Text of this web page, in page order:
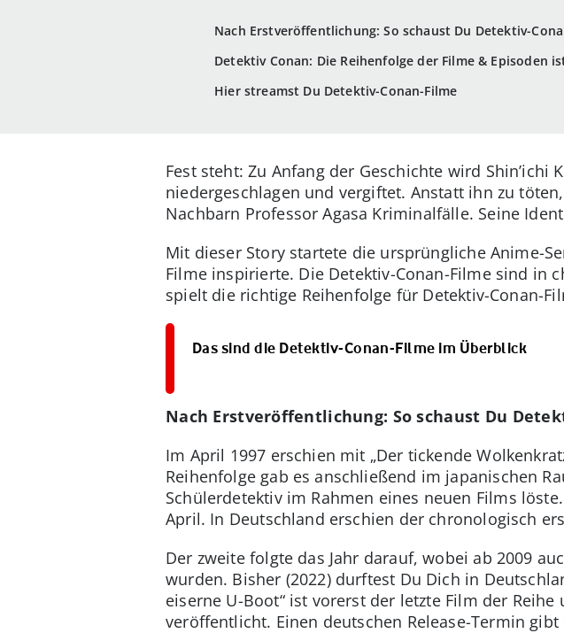
Nach Erstveröffentlichung: So schaust Du Detektiv-
Detektiv Conan: Die Reihenfolge der Filme & Episoden
Hier streamst Du Detektiv-Conan-Filme
Fest steht: Zu Anfang der Geschichte wird
niedergeschlagen und vergiftet. Anstatt ihn zu
Nachbarn Professor Agasa Kriminalfälle. Seine
Mit dieser Story startete die ursprüngliche Anime-
Filme inspirierte. Die Detektiv-Conan-Filme sind in
spielt die richtige Reihenfolge für Detektiv-Conan-
Das sind die Detektiv-Conan-Filme im Überblick
Nach Erstveröffentlichung: So schaust Du
Im April 1997 erschien mit „Der tickende
Reihenfolge gab es anschließend im japanischen
Schülerdetektiv im Rahmen eines neuen Films
April. In Deutschland erschien der chronologisch
Der zweite folgte das Jahr darauf, wobei ab 2009
wurden. Bisher (2022) durftest Du Dich in
eiserne U-Boot“ ist vorerst der letzte Film der
veröffentlicht. Einen deutschen Release-Termin